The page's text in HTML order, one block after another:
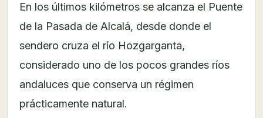
En los últimos kilómetros se alcanza el Puente
de la Pasada de Alcalá, desde donde el
sendero cruza el río Hozgarganta,
considerado uno de los pocos grandes ríos
andaluces que conserva un régimen
prácticamente natural.